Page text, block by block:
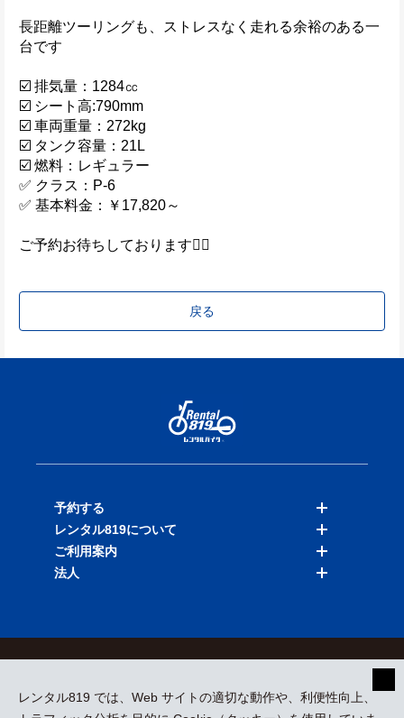
長距離ツーリングも、ストレスなく走れる余裕のある一
台です
☑️ 排気量：1284㏄
☑️ シート高:790mm
☑️ 車両重量：272kg
☑️ タンク容量：21L
☑️ 燃料：レギュラー
✅ クラス：P-6
✅ 基本料金：￥17,820～
ご予約お待ちしております🙇‍♂️
戻る
レンタル819 では、Web サイトの適切な動作や、利便性向上、
予約する
バイクを探す
店舗を探す
レンタル819について
料金表
ご利用案内
法人
採用情報
プレスリリース